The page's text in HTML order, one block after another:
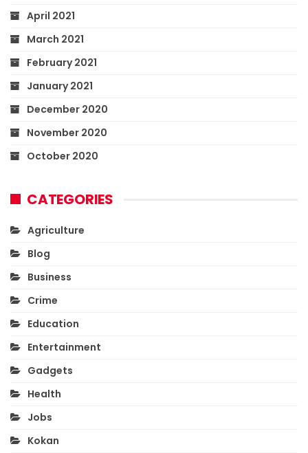
April 2021
March 2021
February 2021
January 2021
December 2020
November 2020
October 2020
CATEGORIES
Agriculture
Blog
Business
Crime
Education
Entertainment
Gadgets
Health
Jobs
Kokan